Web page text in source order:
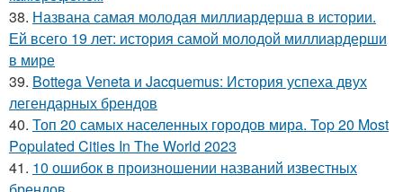
38. Названа самая молодая миллиардерша в истории.
Ей всего 19 лет: история самой молодой миллиардерши
в мире
39. Bottega Veneta и Jacquemus: История успеха двух
легендарных брендов
40. Топ 20 самых населенных городов мира. Top 20 Most
Populated Cities In The World 2023
41. 10 ошибок в произношении названий известных